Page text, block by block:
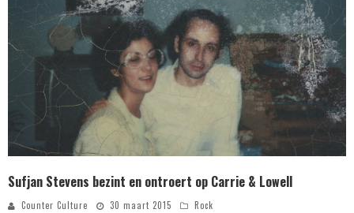
Shorts #149 met onder meer No Cure, Eva Under Fire, The Hu en Sleeping With Sirens
Sufjan Stevens bezint en ontroert op Carrie & Lowell
Counter Culture 30 maart 2015 Rock